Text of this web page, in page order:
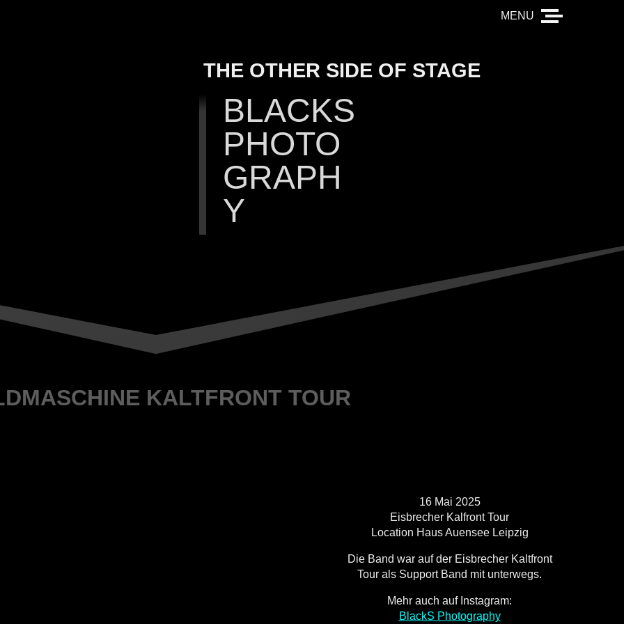
THE OTHER SIDE OF STAGE
BLACKS
PHOTO
GRAPH
Y
KALTFRONT TOUR
16 Mai 2025
Eisbrecher Kalfront Tour
Location Haus Auensee Leipzig
Die Band war auf der Eisbrecher Kaltfront
Tour als Support Band mit unterwegs.
Mehr auch auf Instagram:
BlackS Photography